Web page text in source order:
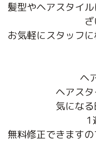
髪型やヘアスタイ
お気軽にスタッフ
ヘ
ヘアス
気にな
1
無料修正できます